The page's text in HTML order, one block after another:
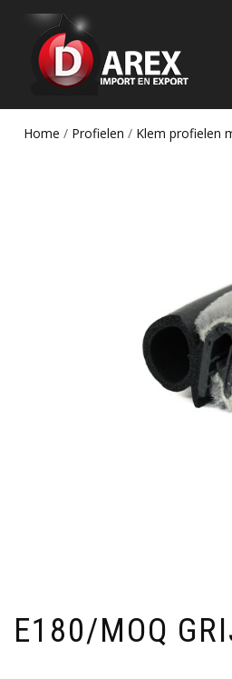
Home / Profielen / Klem profielen
E180/MOQ